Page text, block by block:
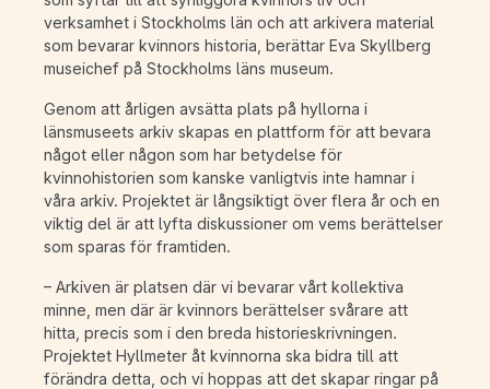
verksamhet i Stockholms län och att arkivera material
som bevarar kvinnors historia, berättar Eva Skyllberg
museichef på Stockholms läns museum.
Genom att årligen avsätta plats på hyllorna i
länsmuseets arkiv skapas en plattform för att bevara
något eller någon som har betydelse för
kvinnohistorien som kanske vanligtvis inte hamnar i
våra arkiv. Projektet är långsiktigt över flera år och en
viktig del är att lyfta diskussioner om vems berättelser
som sparas för framtiden.
– Arkiven är platsen där vi bevarar vårt kollektiva
minne, men där är kvinnors berättelser svårare att
hitta, precis som i den breda historieskrivningen.
Projektet Hyllmeter åt kvinnorna ska bidra till att
förändra detta, och vi hoppas att det skapar ringar på